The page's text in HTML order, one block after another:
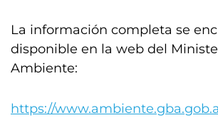
La información completa se
disponible en la web del
Ambiente:
https://